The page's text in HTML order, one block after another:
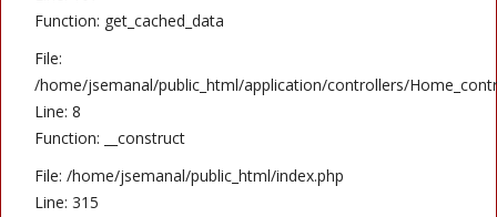
Function: get_cached_data
File:
/home/jsemanal/public_html/application/controllers/
Line: 8
Function: __construct
File: /home/jsemanal/public_html/index.php
Line: 315
JORNAL DIGITAL